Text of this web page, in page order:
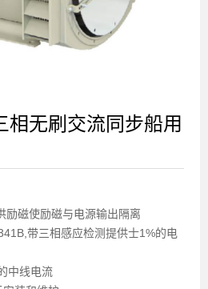
相无刷交流同步船用
励磁使励磁与电源输出隔离
带三相感应检测提供士1%的电
中线电流